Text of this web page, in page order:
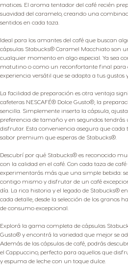
matices. El aroma tentador del café recién
suavidad del caramelo, creando una
sentidos en cada taza.
Ideal para los amantes del café que buscan
cápsulas Stabucks® Caramel Macchiato son
cualquier momento en algo especial. Ya sea
matutino o como un reconfortante final para
experiencia versátil que se adapta a tus gustos
La facilidad de preparación es otra ventaja
cafeteras NESCAFÉ® Dolce Gusto®, la
sencilla. Simplemente inserta la cápsula,
preferencia de tamaño y en segundos tendrás
disfrutar. Esta conveniencia asegura que
sabor premium que esperas de Stabucks®.
Descubrí por qué Stabucks® es reconocido
con la calidad en el café. Con cada taza de
experimentarás más que una simple bebida:
contigo mismo y disfrutar de un café
día. La rica historia y el legado de Stabucks®
cada detalle, desde la selección de los granos
de consumo excepcional.
Explorá la gama completa de cápsulas
Gusto® y encontrá la variedad que mejor se
Además de las cápsulas de café, podrás
el Cappuccino, perfecto para aquellos que
y espuma de leche con un toque dulce.